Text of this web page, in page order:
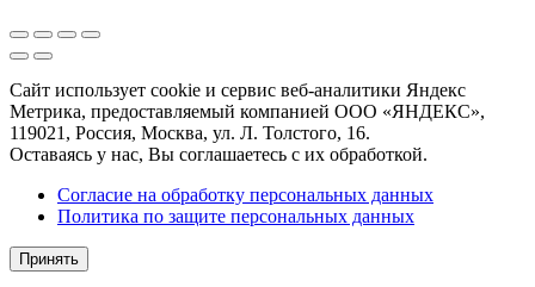
Сайт использует cookie и сервис веб-аналитики Яндекс
Метрика, предоставляемый компанией ООО «ЯНДЕКС»,
119021, Россия, Москва, ул. Л. Толстого, 16.
Оставаясь у нас, Вы соглашаетесь с их обработкой.
Согласие на обработку персональных данных
Политика по защите персональных данных
Принять